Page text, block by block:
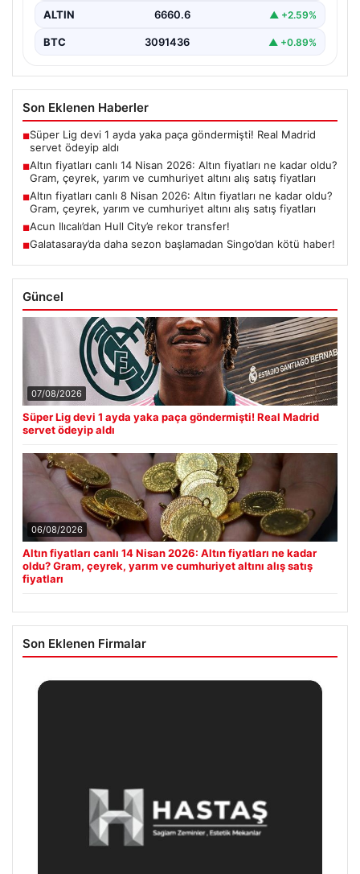
ALTIN 6660.6 ▲ +2.59%
BTC 3091436 ▲ +0.89%
Son Eklenen Haberler
■Süper Lig devi 1 ayda yaka paça göndermişti! Real Madrid
servet ödeyip aldı
■Altın fiyatları canlı 14 Nisan 2026: Altın fiyatları ne kadar oldu?
Gram, çeyrek, yarım ve cumhuriyet altını alış satış fiyatları
■Altın fiyatları canlı 8 Nisan 2026: Altın fiyatları ne kadar oldu?
Gram, çeyrek, yarım ve cumhuriyet altını alış satış fiyatları
■Acun Ilıcalı’dan Hull City’e rekor transfer!
■Galatasaray’da daha sezon başlamadan Singo’dan kötü haber!
Güncel
07/08/2026
Süper Lig devi 1 ayda yaka paça göndermişti! Real Madrid
servet ödeyip aldı
06/08/2026
Altın fiyatları canlı 14 Nisan 2026: Altın fiyatları ne kadar
oldu? Gram, çeyrek, yarım ve cumhuriyet altını alış satış
fiyatları
Son Eklenen Firmalar